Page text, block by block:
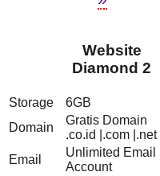
Website
Diamond 2
Storage 6GB
Domain
Gratis Domain
.co.id |.com |.net
Email
Unlimited Email
Account